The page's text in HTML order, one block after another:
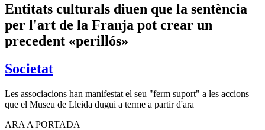
Entitats culturals diuen que la sentència
per l'art de la Franja pot crear un
precedent «perillós»
Societat
Les associacions han manifestat el seu "ferm suport" a les accions
que el Museu de Lleida dugui a terme a partir d'ara
ARA A PORTADA